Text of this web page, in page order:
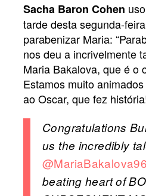
Sacha Baron Cohen
tarde desta segunda-
parabenizar Maria:
nos deu a incrivelmente
Maria Bakalova, que é o
Estamos muito
ao Oscar, que fez
Congratulations
us the incredibly
beating heart of